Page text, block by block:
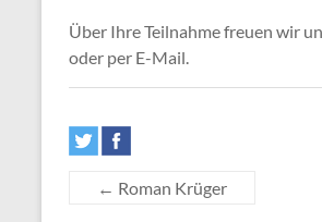
Über Ihre Teilnahme freuen wir
oder per E-Mail.
← Roman Krüger